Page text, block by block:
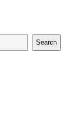
Search